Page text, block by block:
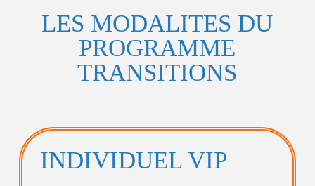
LES MODALITES DU
PROGRAMME
TRANSITIONS
INDIVIDUEL VIP